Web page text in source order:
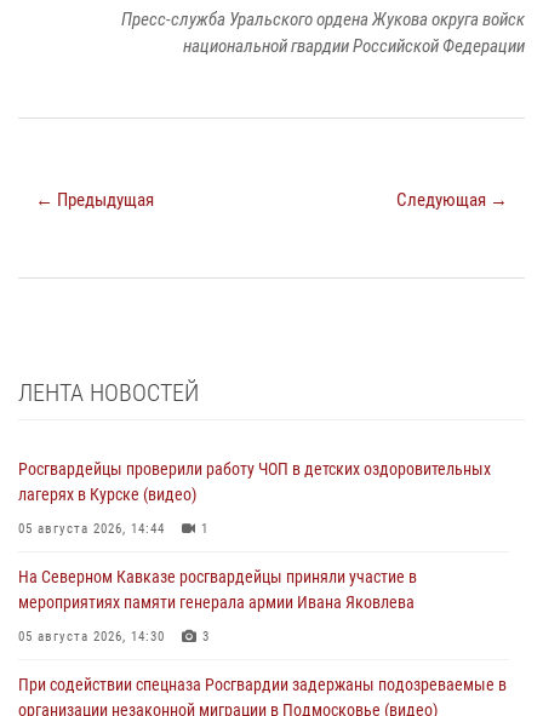
Пресс-служба Уральского ордена Жукова округа войск
национальной гвардии Российской Федерации
← Предыдущая Следующая →
ЛЕНТА НОВОСТЕЙ
Росгвардейцы проверили работу ЧОП в детских оздоровительных
лагерях в Курске (видео)
05 августа 2026, 14:44 1
На Северном Кавказе росгвардейцы приняли участие в
мероприятиях памяти генерала армии Ивана Яковлева
05 августа 2026, 14:30 3
При содействии спецназа Росгвардии задержаны подозреваемые в
организации незаконной миграции в Подмосковье (видео)